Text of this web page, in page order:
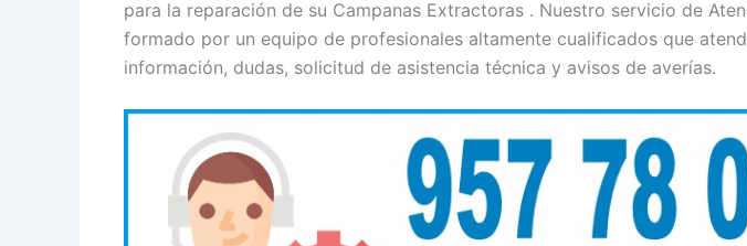
para la reparación de su Campanas Extractoras . Nuestro servicio de
formado por un equipo de profesionales altamente cualificados que
información, dudas, solicitud de asistencia técnica y avisos de averías.